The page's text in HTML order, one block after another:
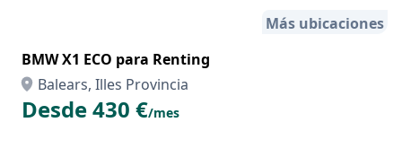
Más ubicaciones
BMW X1 ECO para Renting
Balears, Illes Provincia
Desde 430 €/mes